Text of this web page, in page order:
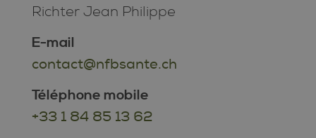
Richter Jean Philippe
E-mail
contact@nfbsante.ch
Téléphone mobile
+33 1 84 85 13 62